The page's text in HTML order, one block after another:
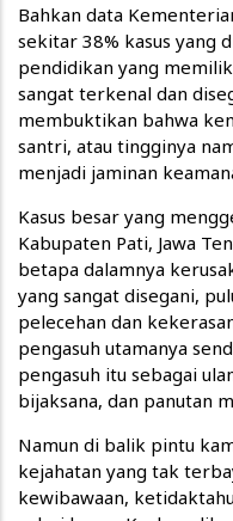
Bahkan data
sekitar 38% kasus yang
pendidikan yang
sangat terkenal dan
membuktikan bahwa
santri, atau tingginya
menjadi jaminan
Kasus besar yang
Kabupaten Pati, Jawa
betapa dalamnya
yang sangat disegani,
pelecehan dan
pengasuh utamanya
pengasuh itu sebagai
bijaksana, dan panutan
Namun di balik pintu
kejahatan yang tak
kewibawaan,